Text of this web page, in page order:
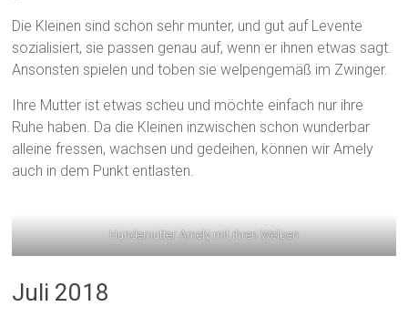
Die Kleinen sind schon sehr munter, und gut auf Levente
sozialisiert, sie passen genau auf, wenn er ihnen etwas sagt.
Ansonsten spielen und toben sie welpengemäß im Zwinger.
Ihre Mutter ist etwas scheu und möchte einfach nur ihre
Ruhe haben. Da die Kleinen inzwischen schon wunderbar
alleine fressen, wachsen und gedeihen, können wir Amely
auch in dem Punkt entlasten.
Hundemutter Amely mit ihren Welpen
Juli 2018